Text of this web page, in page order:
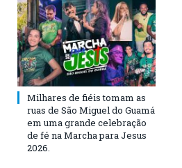
Milhares de fiéis tomam as
ruas de São Miguel do Guamá
em uma grande celebração
de fé na Marcha para Jesus
2026.